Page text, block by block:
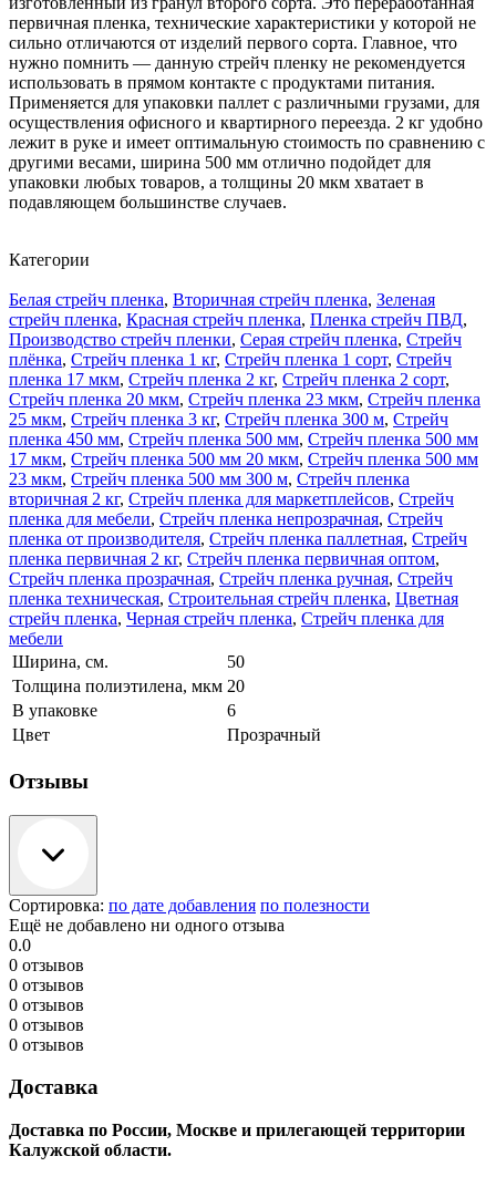
первичная пленка, технические характеристики у которой не
сильно отличаются от изделий первого сорта. Главное, что
нужно помнить — данную стрейч пленку не рекомендуется
использовать в прямом контакте с продуктами питания.
Применяется для упаковки паллет с различными грузами, для
осуществления офисного и квартирного переезда. 2 кг удобно
лежит в руке и имеет оптимальную стоимость по сравнению с
другими весами, ширина 500 мм отлично подойдет для
упаковки любых товаров, а толщины 20 мкм хватает в
подавляющем большинстве случаев.
Категории
Белая стрейч пленка, Вторичная стрейч пленка, Зеленая
стрейч пленка, Красная стрейч пленка, Пленка стрейч ПВД,
Производство стрейч пленки, Серая стрейч пленка, Стрейч
плёнка, Стрейч пленка 1 кг, Стрейч пленка 1 сорт, Стрейч
пленка 17 мкм, Стрейч пленка 2 кг, Стрейч пленка 2 сорт,
Стрейч пленка 20 мкм, Стрейч пленка 23 мкм, Стрейч пленка
25 мкм, Стрейч пленка 3 кг, Стрейч пленка 300 м, Стрейч
пленка 450 мм, Стрейч пленка 500 мм, Стрейч пленка 500 мм
17 мкм, Стрейч пленка 500 мм 20 мкм, Стрейч пленка 500 мм
23 мкм, Стрейч пленка 500 мм 300 м, Стрейч пленка
вторичная 2 кг, Стрейч пленка для маркетплейсов, Стрейч
пленка для мебели, Стрейч пленка непрозрачная, Стрейч
пленка от производителя, Стрейч пленка паллетная, Стрейч
пленка первичная 2 кг, Стрейч пленка первичная оптом,
Стрейч пленка прозрачная, Стрейч пленка ручная, Стрейч
пленка техническая, Строительная стрейч пленка, Цветная
стрейч пленка, Черная стрейч пленка, Стрейч пленка для
мебели
Ширина, см.
50
Толщина полиэтилена, мкм 20
В упаковке
6
Цвет
Прозрачный
Отзывы
Сортировка: по дате добавления по полезности
Ещё не добавлено ни одного отзыва
0.0
0 отзывов
0 отзывов
0 отзывов
0 отзывов
0 отзывов
Доставка
Доставка по России, Москве и прилегающей территории
Калужской области.